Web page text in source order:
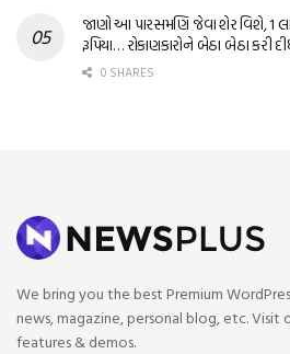
જાણો આ પારસમણિ જેવા શેર વિશે, 1
રૂપિયા… રોકાણકારોને બેઠા બેઠા કરી
0 SHARES
We bring you the best Premium
news, magazine, personal blog, etc. Visit
features & demos.